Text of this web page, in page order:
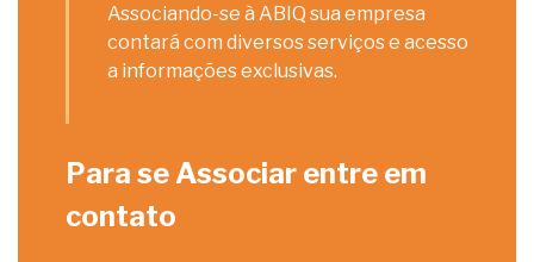
Associando-se à ABIQ sua empresa
contará com diversos serviços e acesso
a informações exclusivas.
Para se Associar entre em
contato